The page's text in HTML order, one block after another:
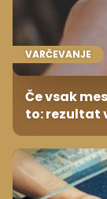
VARČEVANJE
Če vsak
to: rezultat